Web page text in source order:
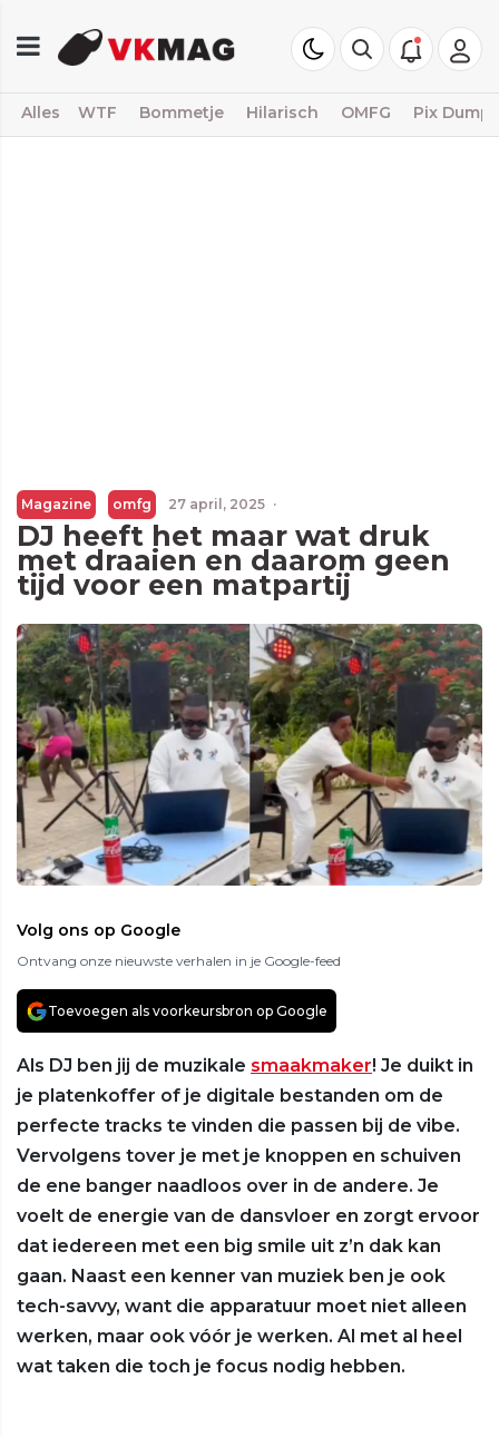
Alles WTF Bommetje Hilarisch OMFG Pix Dump
Magazine omfg 27 april, 2025 ·
DJ heeft het maar wat druk
met draaien en daarom geen
tijd voor een matpartij
Volg ons op Google
Ontvang onze nieuwste verhalen in je Google-feed
Toevoegen als voorkeursbron op Google
Als DJ ben jij de muzikale smaakmaker! Je duikt in
je platenkoffer of je digitale bestanden om de
perfecte tracks te vinden die passen bij de vibe.
Vervolgens tover je met je knoppen en schuiven
de ene banger naadloos over in de andere. Je
voelt de energie van de dansvloer en zorgt ervoor
dat iedereen met een big smile uit z’n dak kan
gaan. Naast een kenner van muziek ben je ook
tech-savvy, want die apparatuur moet niet alleen
werken, maar ook vóór je werken. Al met al heel
wat taken die toch je focus nodig hebben.